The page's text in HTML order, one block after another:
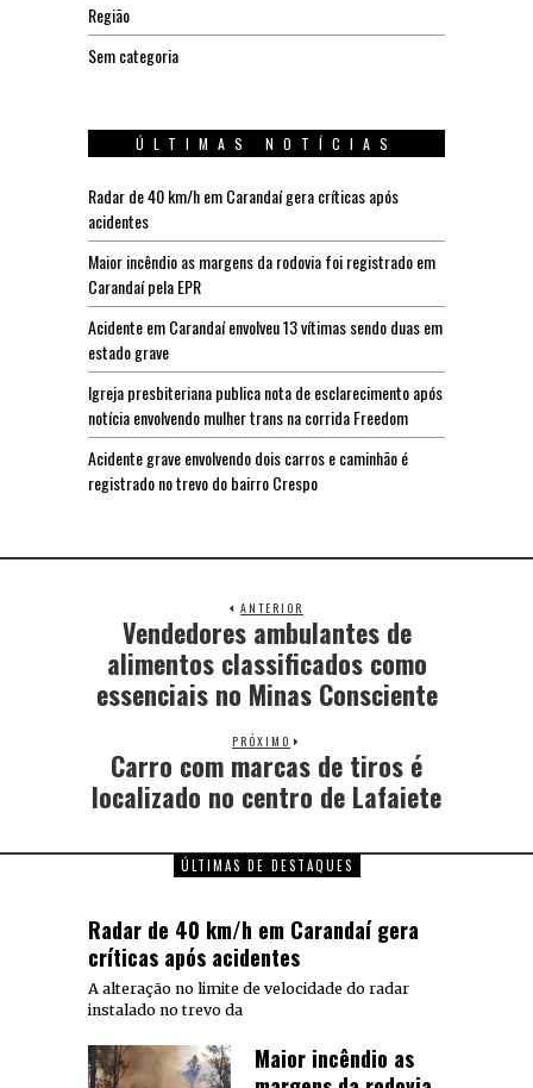
Região
Sem categoria
ÚLTIMAS NOTÍCIAS
Radar de 40 km/h em Carandaí gera críticas após
acidentes
Maior incêndio as margens da rodovia foi registrado em
Carandaí pela EPR
Acidente em Carandaí envolveu 13 vítimas sendo duas em
estado grave
Igreja presbiteriana publica nota de esclarecimento após
notícia envolvendo mulher trans na corrida Freedom
Acidente grave envolvendo dois carros e caminhão é
registrado no trevo do bairro Crespo
ANTERIOR
Vendedores ambulantes de
alimentos classificados como
essenciais no Minas Consciente
PRÓXIMO
Carro com marcas de tiros é
localizado no centro de Lafaiete
ÚLTIMAS DE DESTAQUES
Radar de 40 km/h em Carandaí gera
críticas após acidentes
A alteração no limite de velocidade do radar
instalado no trevo da
Maior incêndio as